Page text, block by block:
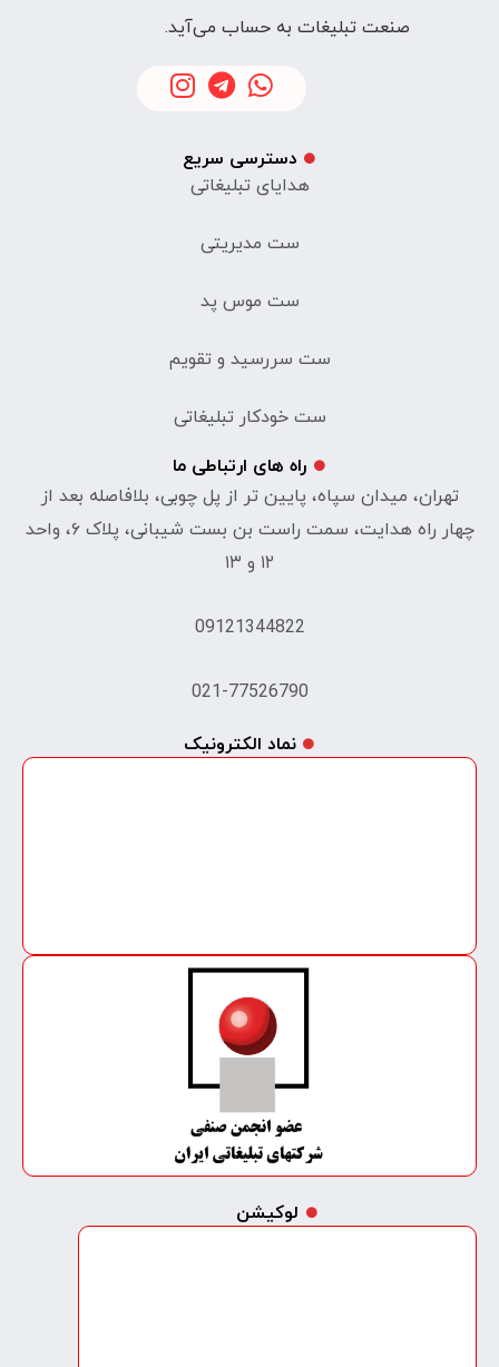
صنعت تبلیغات به حساب می‌آید.
دسترسی سریع
هدایای تبلیغاتی
ست مدیریتی
ست موس پد
ست سررسید و تقویم
ست خودکار تبلیغاتی
راه های ارتباطی ما
تهران، میدان سپاه، پایین تر از پل چوبی، بلافاصله بعد از
چهار راه هدایت، سمت راست بن بست شیبانی، پلاک ۶، واحد
۱۲ و ۱۳
09121344822
021-77526790
نماد الکترونیک
لوکیشن